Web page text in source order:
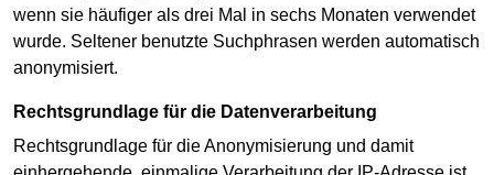
wenn sie häufiger als drei Mal in sechs Monaten verwendet
wurde. Seltener benutzte Suchphrasen werden automatisch
anonymisiert.
Rechtsgrundlage für die Datenverarbeitung
Rechtsgrundlage für die Anonymisierung und damit